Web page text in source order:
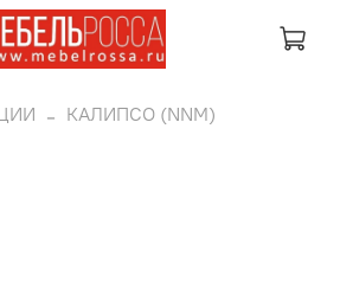
КАЛИПСО (NNM)